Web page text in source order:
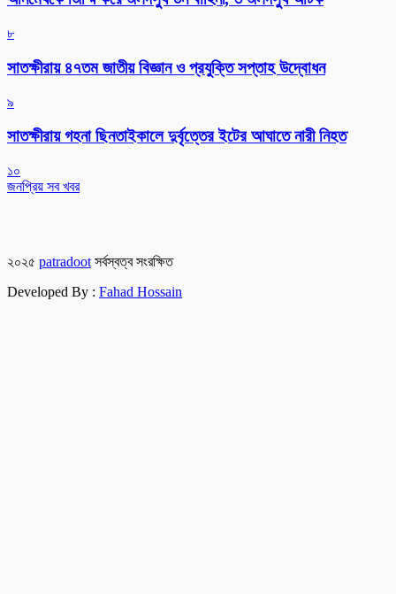
৮
সাতক্ষীরায় ৪৭তম জাতীয় বিজ্ঞান ও প্রযুক্তি সপ্তাহ উদ্বোধন
৯
সাতক্ষীরায় গহনা ছিনতাইকালে দুর্বৃত্তের ইটের আঘাতে নারী নিহত
১০
জনপ্রিয় সব খবর
২০২৫ patradoot সর্বস্বত্ব সংরক্ষিত
Developed By : Fahad Hossain